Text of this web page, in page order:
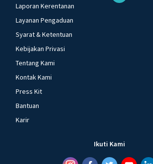
Laporan Kerentanan
Layanan Pengaduan
Syarat & Ketentuan
Kebijakan Privasi
Tentang Kami
Kontak Kami
Press Kit
Bantuan
Karir
Ikuti Kami